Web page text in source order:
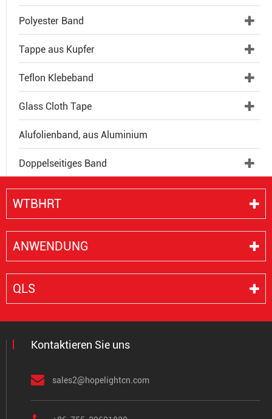
Polyester Band
Tappe aus Kupfer
Teflon Klebeband
Glass Cloth Tape
Alufolienband, aus Aluminium
Doppelseitiges Band
WTBHRT
ANWENDUNG
QLS
Kontaktieren Sie uns
sales2@hopelightcn.com